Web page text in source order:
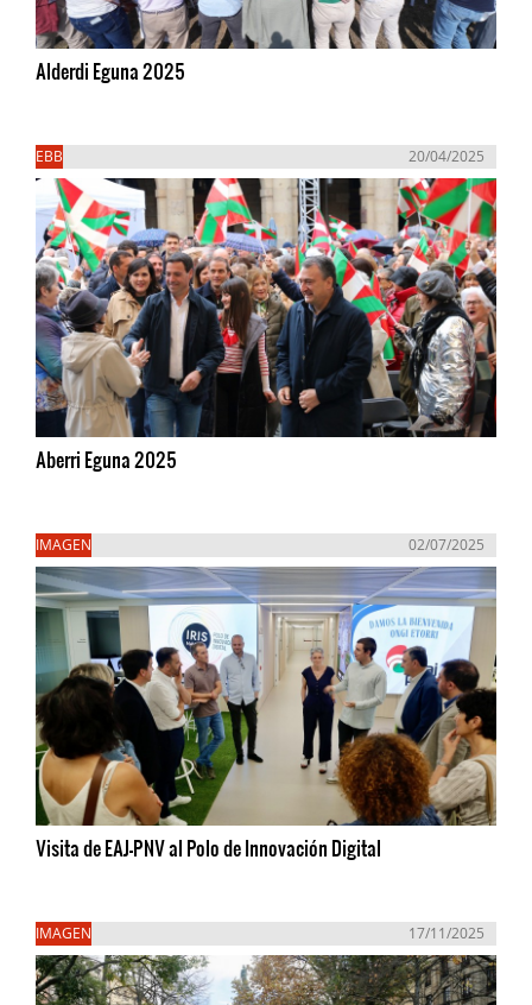
Alderdi Eguna 2025
EBB 20/04/2025
Aberri Eguna 2025
IMAGEN 02/07/2025
Visita de EAJ-PNV al Polo de Innovación Digital
IMAGEN 17/11/2025